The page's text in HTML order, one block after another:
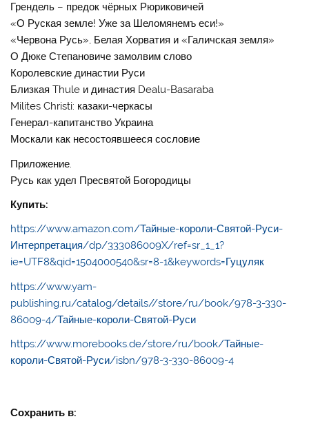
Грендель – предок чёрных Рюриковичей
«О Руская земле! Уже за Шеломянемъ еси!»
«Червона Русь», Белая Хорватия и «Галичская земля»
О Дюке Степановиче замолвим слово
Королевские династии Руси
Близкая Thule и династия Dealu-Basaraba
Milites Christi: казаки-черкасы
Генерал-капитанство Украина
Москали как несостоявшееся сословие
Приложение.
Русь как удел Пресвятой Богородицы
Купить:
https://www.amazon.com/Тайные-короли-Святой-Руси-
Интерпретация/dp/333086009X/ref=sr_1_1?
ie=UTF8&qid=1504000540&sr=8-1&keywords=Гуцуляк
https://www.yam-
publishing.ru/catalog/details//store/ru/book/978-3-330-
86009-4/Тайные-короли-Святой-Руси
https://www.morebooks.de/store/ru/book/Тайные-
короли-Святой-Руси/isbn/978-3-330-86009-4
Сохранить в: